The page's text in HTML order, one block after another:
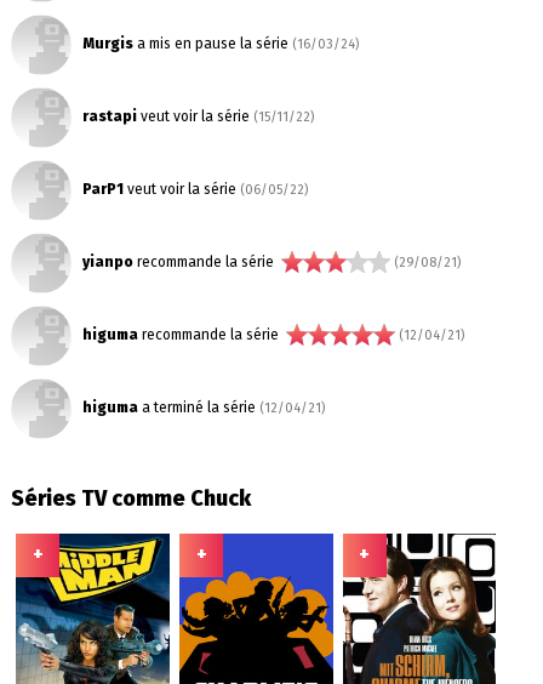
Murgisa mis en pause la série (16/03/24)
rastapiveut voir la série (15/11/22)
ParP1 veut voir la série (06/05/22)
yianporecommande la série (29/08/21)
higumarecommande la série (12/04/21)
higumaa terminé la série (12/04/21)
Séries TV comme Chuck
+ + +